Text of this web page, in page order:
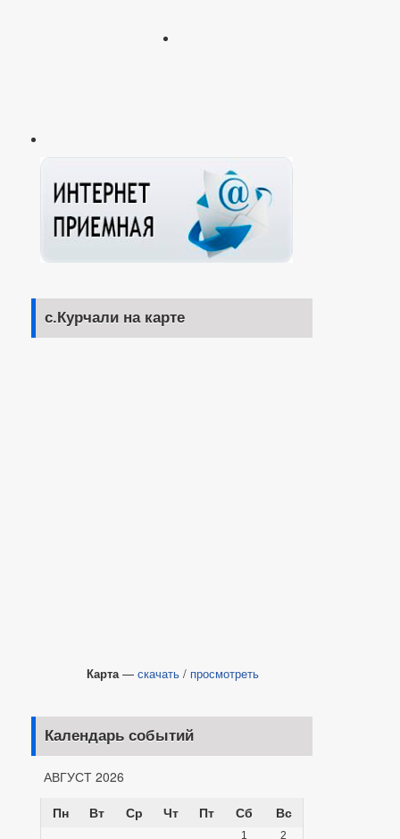
с.Курчали на карте
Карта— скачать / просмотреть
Календарь событий
АВГУСТ 2026
Пн
Вт Ср Чт Пт Сб Вс
1
2